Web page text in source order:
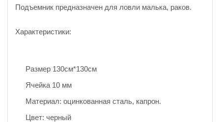
Подъемник предназначен для ловли малька, раков.
Характеристики:
Размер 130см*130см
Ячейка 10 мм
Материал: оцинкованная сталь, капрон.
Цвет: черный